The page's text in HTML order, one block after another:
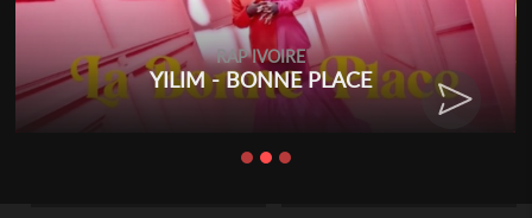
RAP IVOIRE
YILIM - BONNE PLACE